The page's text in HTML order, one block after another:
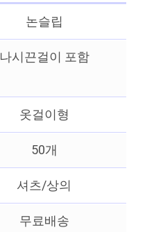
논슬립
나시끈걸이 포함
옷걸이형
50개
셔츠/상의
무료배송